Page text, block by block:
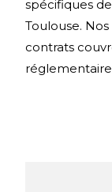
spécifiques
Toulouse.
contrats